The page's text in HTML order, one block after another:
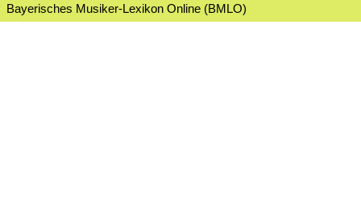
Bayerisches Musiker-Lexikon Online (BMLO)